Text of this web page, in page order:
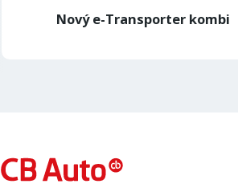
Nový e-Transporter kombi